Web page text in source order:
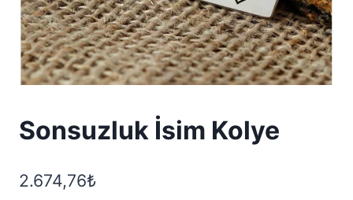
Sonsuzluk İsim Kolye
2.674,76₺